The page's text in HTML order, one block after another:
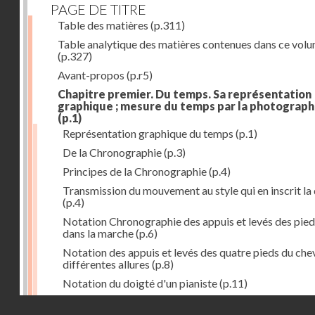
PAGE DE TITRE
Table des matières (p.311)
Table analytique des matières contenues dans ce
(p.327)
Avant-propos (p.r5)
Chapitre premier. Du temps. Sa représentation
graphique ; mesure du temps par la
(p.1)
Représentation graphique du temps (p.1)
De la Chronographie(p.3)
Principes de la Chronographie(p.4)
Transmission du mouvement au style qui en inscrit la
(p.4)
Notation Chronographie des appuis et levés des
dans la marche(p.6)
Notation des appuis et levés des quatre pieds du
différentes allures (p.8)
Notation du doigté d'un pianiste(p.11)